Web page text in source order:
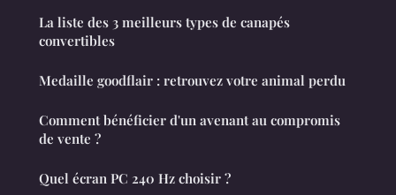
La liste des 3 meilleurs types de canapés
convertibles
Medaille goodflair : retrouvez votre animal perdu
Comment bénéficier d'un avenant au compromis
de vente ?
Quel écran PC 240 Hz choisir ?